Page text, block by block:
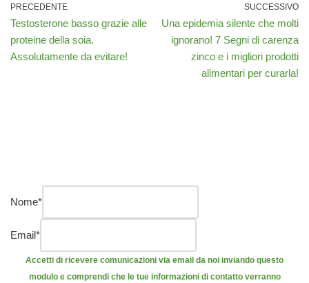
PRECEDENTE
Testosterone basso grazie alle
proteine ​​della soia.
Assolutamente da evitare!
SUCCESSIVO
Una epidemia silente che molti
ignorano! 7 Segni di carenza
zinco e i migliori prodotti
alimentari per curarla!
Nome*
Email*
Accetti di ricevere comunicazioni via email da noi inviando questo
modulo e comprendi che le tue informazioni di contatto verranno